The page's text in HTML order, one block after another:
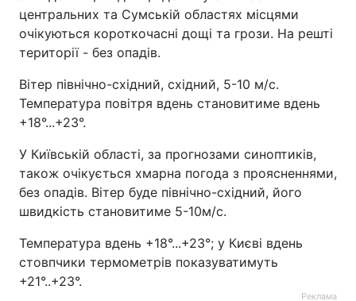
центральних та Сумській областях місцями
очікуються короткочасні дощі та грози. На решті
території - без опадів.
Вітер північно-східний, східний, 5-10 м/с.
Температура повітря вдень становитиме вдень
+18°...+23°.
У Київській області, за прогнозами синоптиків,
також очікується хмарна погода з проясненнями,
без опадів. Вітер буде північно-східний, його
швидкість становитиме 5-10м/с.
Температура вдень +18°...+23°; у Києві вдень
стовпчики термометрів показуватимуть
+21°..+23°.
Реклама